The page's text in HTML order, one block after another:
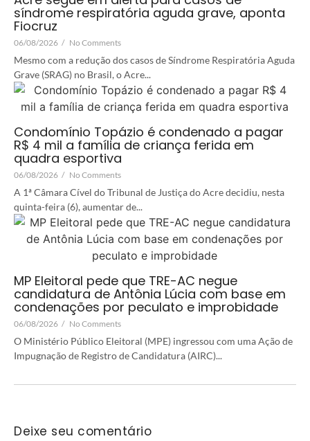
síndrome respiratória aguda grave, aponta
Fiocruz
06/08/2026 / No Comments
Mesmo com a redução dos casos de Síndrome Respiratória Aguda
Grave (SRAG) no Brasil, o Acre...
Condomínio Topázio é condenado a pagar
R$ 4 mil a família de criança ferida em
quadra esportiva
06/08/2026 / No Comments
A 1ª Câmara Cível do Tribunal de Justiça do Acre decidiu, nesta
quinta-feira (6), aumentar de...
MP Eleitoral pede que TRE-AC negue
candidatura de Antônia Lúcia com base em
condenações por peculato e improbidade
06/08/2026 / No Comments
O Ministério Público Eleitoral (MPE) ingressou com uma Ação de
Impugnação de Registro de Candidatura (AIRC)...
Deixe seu comentário